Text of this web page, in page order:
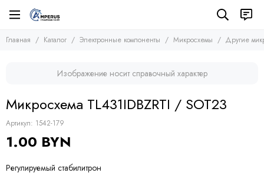
Электронные компоненты
Микросхемы
Микроконтроллеры
Другие микросхемы
Стабилизаторы
Транзисторы
Тиристоры и симисторы
Модули
Резисторы
Главная Каталог Электронные компоненты Микросхемы Другие
Изображение носит справочный характер
Микросхема TL431IDBZRTI / SOT23
Артикул: 1542-179
1.00 BYN
Регулируемый стабилитрон